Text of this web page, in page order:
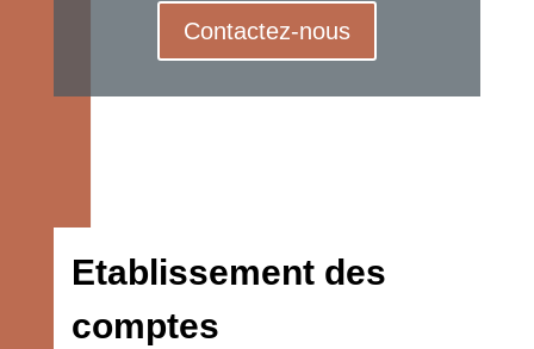
Contactez-nous
Etablissement des
comptes